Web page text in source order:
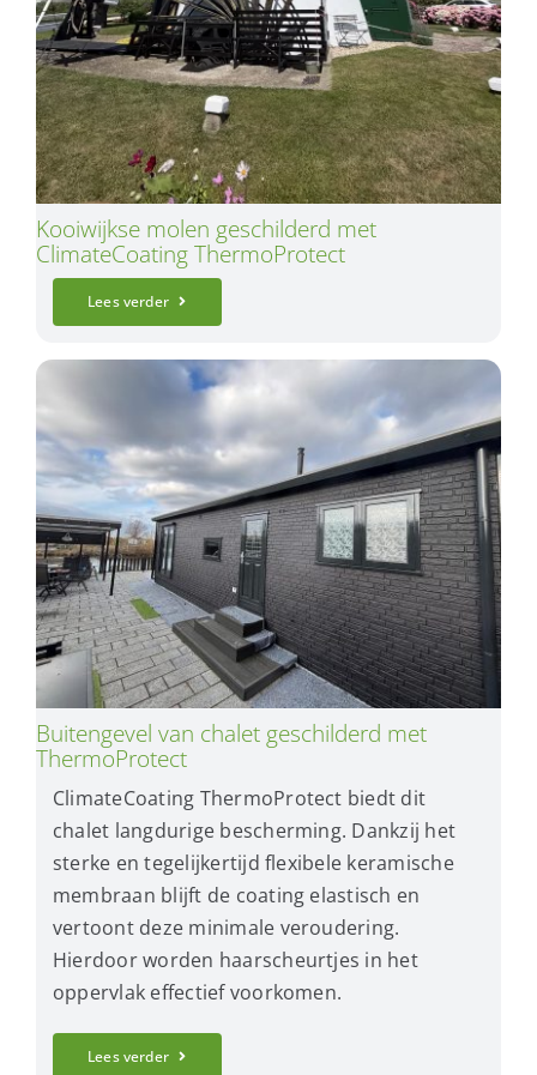
Kooiwijkse molen geschilderd met
ClimateCoating ThermoProtect
Lees verder
Buitengevel van chalet geschilderd met
ThermoProtect
ClimateCoating ThermoProtect biedt dit
chalet langdurige bescherming. Dankzij het
sterke en tegelijkertijd flexibele keramische
membraan blijft de coating elastisch en
vertoont deze minimale veroudering.
Hierdoor worden haarscheurtjes in het
oppervlak effectief voorkomen.
Lees verder